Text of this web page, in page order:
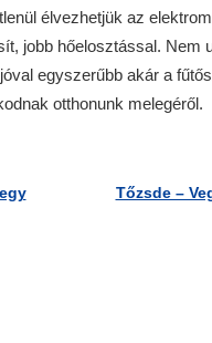
élvezhetjük az
jobb hőelosztással. Nem
egyszerűbb akár a
otthonunk melegéről.
Tőzsde –